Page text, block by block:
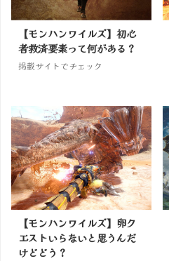
【モンハンワイルズ】初心
者救済要素って何がある？
掲載サイトでチェック
【モンハンワイルズ】卵ク
エストいらないと思うんだ
けどどう？